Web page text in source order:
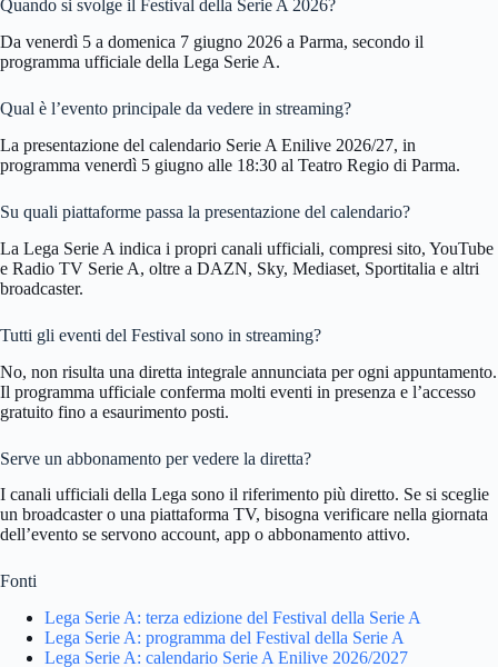
Quando si svolge il Festival della Serie A 2026?
Da venerdì 5 a domenica 7 giugno 2026 a Parma, secondo il
programma ufficiale della Lega Serie A.
Qual è l’evento principale da vedere in streaming?
La presentazione del calendario Serie A Enilive 2026/27, in
programma venerdì 5 giugno alle 18:30 al Teatro Regio di Parma.
Su quali piattaforme passa la presentazione del calendario?
La Lega Serie A indica i propri canali ufficiali, compresi sito, YouTube
e Radio TV Serie A, oltre a DAZN, Sky, Mediaset, Sportitalia e altri
broadcaster.
Tutti gli eventi del Festival sono in streaming?
No, non risulta una diretta integrale annunciata per ogni appuntamento.
Il programma ufficiale conferma molti eventi in presenza e l’accesso
gratuito fino a esaurimento posti.
Serve un abbonamento per vedere la diretta?
I canali ufficiali della Lega sono il riferimento più diretto. Se si sceglie
un broadcaster o una piattaforma TV, bisogna verificare nella giornata
dell’evento se servono account, app o abbonamento attivo.
Fonti
Lega Serie A: terza edizione del Festival della Serie A
Lega Serie A: programma del Festival della Serie A
Lega Serie A: calendario Serie A Enilive 2026/2027